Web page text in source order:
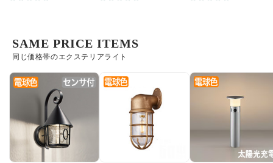
同じ価格帯のエクステリアライト
SAME PRICE ITEMS